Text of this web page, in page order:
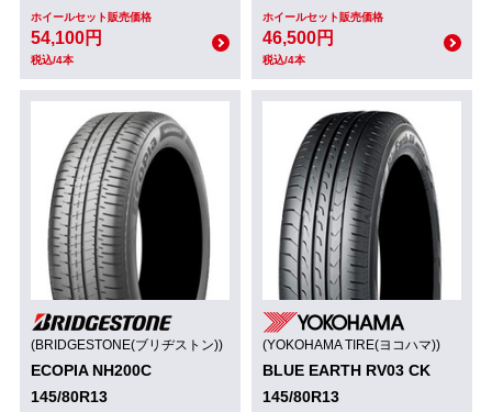
ホイールセット販売価格
54,100円
税込/4本
ホイールセット販売価格
46,500円
税込/4本
(BRIDGESTONE(ブリヂストン))
ECOPIA NH200C
145/80R13
(YOKOHAMA TIRE(ヨコハマ))
BLUE EARTH RV03 CK
145/80R13